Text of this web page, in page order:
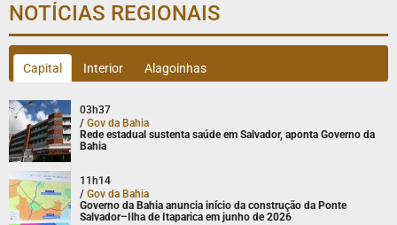
NOTÍCIAS REGIONAIS
Capital Interior Alagoinhas
03h37
/ Gov da Bahia
Rede estadual sustenta saúde em Salvador, aponta Governo da
Bahia
11h14
/ Gov da Bahia
Governo da Bahia anuncia início da construção da Ponte
Salvador–Ilha de Itaparica em junho de 2026